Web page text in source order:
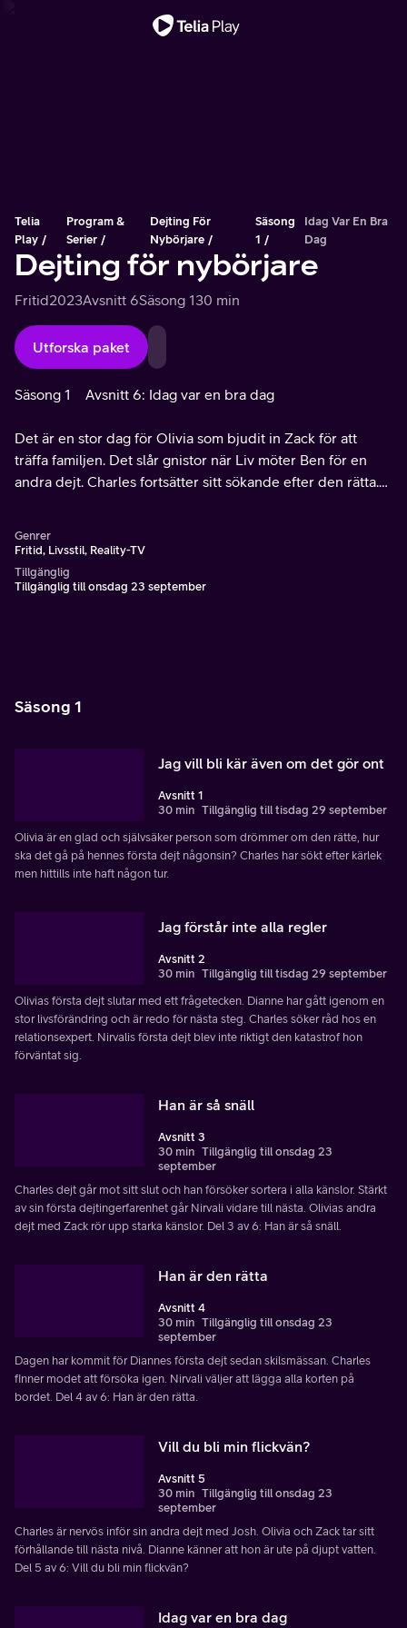
Telia
Play
Program &
Serier
Dejting För
Nybörjare
Säsong
1
Idag Var En Bra
Dag
Dejting för nybörjare
Fritid2023Avsnitt 6Säsong 130 min
Utforska paket
Säsong 1 Avsnitt 6: Idag var en bra dag
Det är en stor dag för Olivia som bjudit in Zack för att
träffa familjen. Det slår gnistor när Liv möter Ben för en
andra dejt. Charles fortsätter sitt sökande efter den rätta.
Genrer
Fritid, Livsstil, Reality-TV
Tillgänglig
Tillgänglig till onsdag 23 september
Säsong 1
Jag vill bli kär även om det gör ont
Avsnitt 1
30 min Tillgänglig till tisdag 29 september
Olivia är en glad och självsäker person som drömmer om den rätte, hur
ska det gå på hennes första dejt någonsin? Charles har sökt efter kärlek
men hittills inte haft någon tur.
Jag förstår inte alla regler
Avsnitt 2
30 min Tillgänglig till tisdag 29 september
Olivias första dejt slutar med ett frågetecken. Dianne har gått igenom en
stor livsförändring och är redo för nästa steg. Charles söker råd hos en
relationsexpert. Nirvalis första dejt blev inte riktigt den katastrof hon
förväntat sig.
Han är så snäll
Avsnitt 3
30 min Tillgänglig till onsdag 23
september
Charles dejt går mot sitt slut och han försöker sortera i alla känslor. Stärkt
av sin första dejtingerfarenhet går Nirvali vidare till nästa. Olivias andra
dejt med Zack rör upp starka känslor. Del 3 av 6: Han är så snäll.
Han är den rätta
Avsnitt 4
30 min Tillgänglig till onsdag 23
september
Dagen har kommit för Diannes första dejt sedan skilsmässan. Charles
finner modet att försöka igen. Nirvali väljer att lägga alla korten på
bordet. Del 4 av 6: Han är den rätta.
Vill du bli min flickvän?
Avsnitt 5
30 min Tillgänglig till onsdag 23
september
Charles är nervös inför sin andra dejt med Josh. Olivia och Zack tar sitt
förhållande till nästa nivå. Dianne känner att hon är ute på djupt vatten.
Del 5 av 6: Vill du bli min flickvän?
Idag var en bra dag